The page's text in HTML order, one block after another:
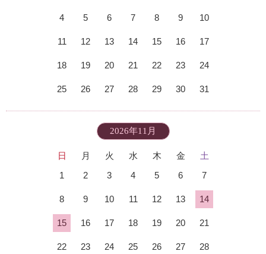
4 5 6 7 8 9 10
11 12 13 14 15 16 17
18 19 20 21 22 23 24
25 26 27 28 29 30 31
2026年11月
日 月 火 水 木 金
土
1
2 3 4 5 6 7
8 9 10 11 12 13 14
15 16 17 18 19 20 21
22 23 24 25 26 27 28